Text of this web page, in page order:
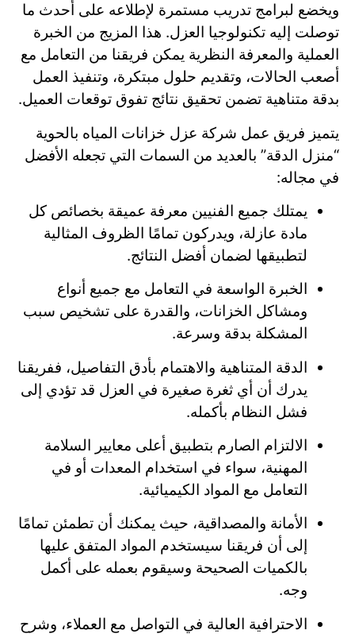
ويخضع لبرامج تدريب مستمرة لإطلاعه على أحدث ما
توصلت إليه تكنولوجيا العزل. هذا المزيج من الخبرة
العملية والمعرفة النظرية يمكن فريقنا من التعامل مع
أصعب الحالات، وتقديم حلول مبتكرة، وتنفيذ العمل
بدقة متناهية تضمن تحقيق نتائج تفوق توقعات العميل.
يتميز فريق عمل شركة عزل خزانات المياه بالحوية
“منزل الدقة” بالعديد من السمات التي تجعله الأفضل
في مجاله:
يمتلك جميع الفنيين معرفة عميقة بخصائص كل
مادة عازلة، ويدركون تمامًا الظروف المثالية
لتطبيقها لضمان أفضل النتائج.
الخبرة الواسعة في التعامل مع جميع أنواع
ومشاكل الخزانات، والقدرة على تشخيص سبب
المشكلة بدقة وسرعة.
الدقة المتناهية والاهتمام بأدق التفاصيل، ففريقنا
يدرك أن أي ثغرة صغيرة في العزل قد تؤدي إلى
فشل النظام بأكمله.
الالتزام الصارم بتطبيق أعلى معايير السلامة
المهنية، سواء في استخدام المعدات أو في
التعامل مع المواد الكيميائية.
الأمانة والمصداقية، حيث يمكنك أن تطمئن تمامًا
إلى أن فريقنا سيستخدم المواد المتفق عليها
بالكميات الصحيحة وسيقوم بعمله على أكمل
وجه.
الاحترافية العالية في التواصل مع العملاء، وشرح